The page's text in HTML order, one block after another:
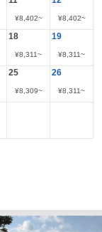
¥8,402~ ¥8,402~
18
¥8,311~
19
¥8,311~
25
¥8,309~
26
¥8,311~